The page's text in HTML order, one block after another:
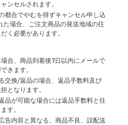
ンセルされます。
都合でやむを得ずキャンセル申し込
た場合、ご注文商品の発送地域の往
く必要があります。
合、商品到着後7日以内にメールで
きます。
交換/返品の場合、返品手数料及び
となります。
品が可能な場合には返品手数料と往
す。
告内容と異なる、商品不良、誤配送